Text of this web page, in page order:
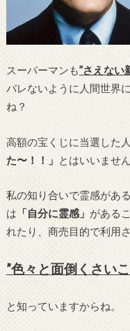
スーパーマンも”さえない
バレないように人間世界
ね？
高額の宝くじに当選した
た〜！！」
とはいいませ
私の知り合いで霊感があ
は 「自分に霊感」 がある
れたり、商売目的で利用
”色々と面倒くさい
と知っていますからね。